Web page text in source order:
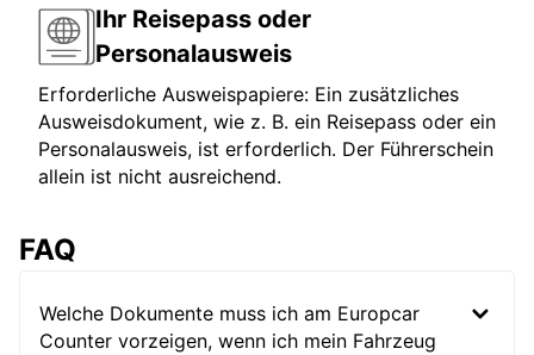
Ihr Reisepass oder
Personalausweis
Erforderliche Ausweispapiere: Ein zusätzliches
Ausweisdokument, wie z. B. ein Reisepass oder ein
Personalausweis, ist erforderlich. Der Führerschein
allein ist nicht ausreichend.
FAQ
Welche Dokumente muss ich am Europcar
Counter vorzeigen, wenn ich mein Fahrzeug